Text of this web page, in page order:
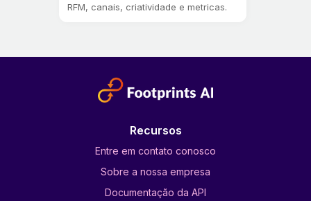
RFM, canais, criatividade e metricas.
Recursos
Entre em contato conosco
Sobre a nossa empresa
Documentação da API